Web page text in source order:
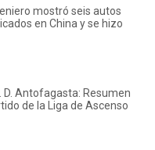
mostró seis autos
en China y se hizo
D. Antofagasta: Resumen
de la Liga de Ascenso